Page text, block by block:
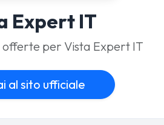
Expert IT
offerte per Vista Expert IT
al sito ufficiale